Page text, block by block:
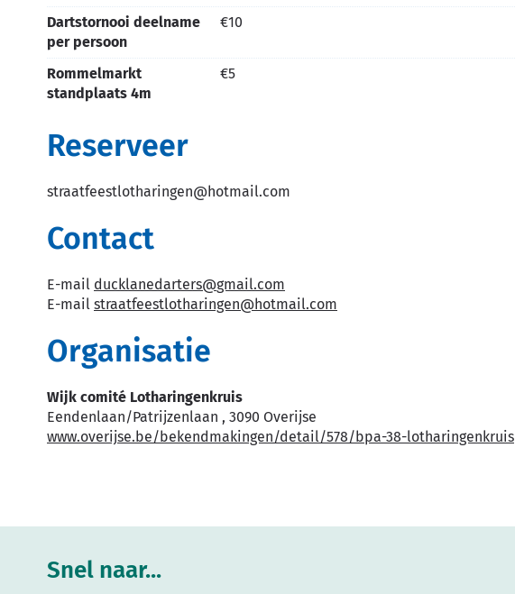
dartstornooi deelname
per persoon
€10
rommelmarkt
standplaats 4m
€5
Reserveer
straatfeestlotharingen@hotmail.com
Contact
E-
mail
ducklanedarters@gmail.com
E-
straatfeestlotharingen@hotmail.com
Organisatie
Wijk comité Lotharingenkruis
Eendenlaan/Patrijzenlaan , 3090 Overijse
Website
www.overijse.be/bekendmakingen/detail/578/bpa-38-lotharingenkruis
Snel naar...